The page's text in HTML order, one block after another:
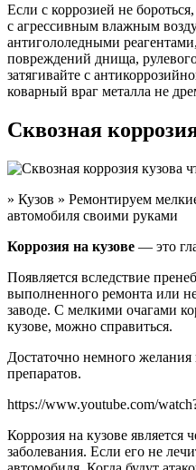
Если с коррозией не
с агрессивным влажным
антигололедными
повреждений днища,
затягивайте с
коварный враг металла не
Сквозная
» Кузов » Ремонтируем
автомобиля своими руками
Коррозия на кузове — это
Появляется вследствие
выполненного ремонта или
заводе. С мелкими очагами
кузове, можно справиться.
Достаточно немного желания
препаратов.
https://www.youtube.com/
Коррозия на кузове
заболевания. Если его не